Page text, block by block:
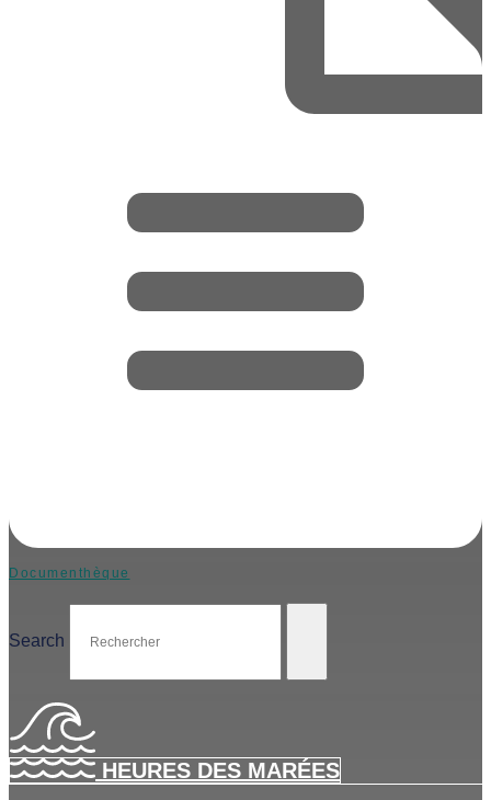
Documenthèque
Search
HEURES DES MARÉES